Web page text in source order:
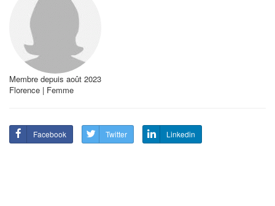
Membre depuis août 2023
Florence | Femme
Facebook Twitter Linkedin